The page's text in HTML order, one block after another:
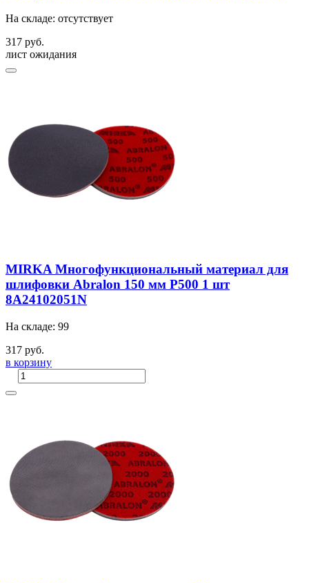
На складе: отсутствует
317 руб.
лист ожидания
MIRKA Многофункциональный материал для
шлифовки Abralon 150 мм P500 1 шт
8A24102051N
На складе: 99
317 руб.
в корзину